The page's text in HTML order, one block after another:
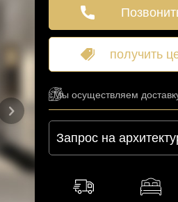
получить
Мы осуществляем
Запрос на